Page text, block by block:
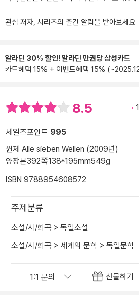
관심 저자, 시리즈의 출간 알림을 받아보세요
알라딘 30% 할인! 알라딘 만권당 삼성카드
카드혜택 15% + 이벤트혜택 15%
8.5
세일즈포인트 995
원제 Alle sieben Wellen (2009년)
양장본392쪽138*195mm549g
ISBN 9788954608572
주제분류
소설/시/희곡 > 독일소설
소설/시/희곡 > 세계의 문학 > 독일문학
선물하기